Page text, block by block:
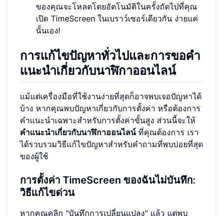
ของคุณจะโหลดโดยอัตโนมัติในครั้งถัดไปที่คุณ
เปิด TimeScreen ในเบราว์เซอร์เดียวกัน ง่ายแค่
นั้นเอง!
การแก้ไขปัญหาทั่วไปและการขอคำ
แนะนำเกี่ยวกับนาฬิกาออนไลน์
แม้แต่เครื่องมือที่ใช้งานง่ายที่สุดก็อาจพบเจอปัญหาได้
บ้าง หากคุณพบปัญหาเกี่ยวกับการตั้งค่า หรือต้องการ
คำแนะนำเฉพาะสำหรับการตั้งค่าขั้นสูง ส่วนนี้จะให้
คำแนะนำเกี่ยวกับนาฬิกาออนไลน์ที่คุณต้องการ เรา
ได้รวบรวมวิธีแก้ไขปัญหาสำหรับคำถามที่พบบ่อยที่สุด
ของผู้ใช้
การตั้งค่า TimeScreen ของฉันไม่บันทึก:
วิธีแก้ไขด่วน
หากคุณคลิก "บันทึกการเปลี่ยนแปลง" แล้ว แต่พบ